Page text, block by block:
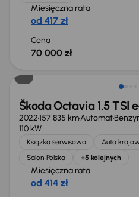
Miesięczna rata
od 417 zł
Cena
70 000 zł
Škoda Octavia 1.5 TSI
2022157 835 kmAutomat
110 kW
Książka serwisowa Auta
Salon Polska
+5 kolejnych
Miesięczna rata
od 414 zł